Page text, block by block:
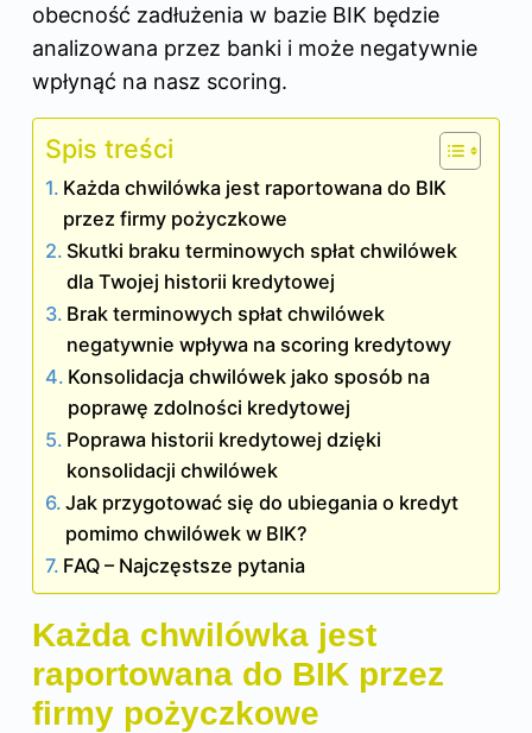
obecność zadłużenia w bazie BIK będzie
analizowana przez banki i może negatywnie
wpłynąć na nasz scoring.
Spis treści
Każda chwilówka jest raportowana do BIK
przez firmy pożyczkowe
Skutki braku terminowych spłat chwilówek
dla Twojej historii kredytowej
Brak terminowych spłat chwilówek
negatywnie wpływa na scoring kredytowy
Konsolidacja chwilówek jako sposób na
poprawę zdolności kredytowej
Poprawa historii kredytowej dzięki
konsolidacji chwilówek
Jak przygotować się do ubiegania o kredyt
pomimo chwilówek w BIK?
FAQ – Najczęstsze pytania
Każda chwilówka jest
raportowana do BIK przez
firmy pożyczkowe